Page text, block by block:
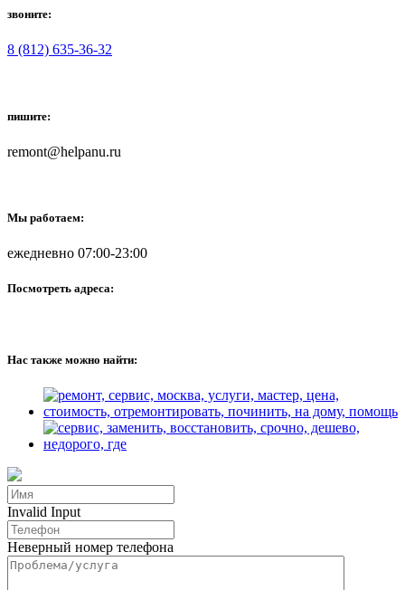
звоните:
8 (812) 635-36-32
пишите:
remont@helpanu.ru
Мы работаем:
ежедневно 07:00-23:00
Посмотреть адреса:
Нас также можно найти:
Invalid Input
Неверный номер телефона